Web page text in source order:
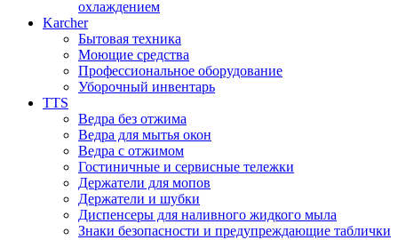
охлаждением
Karcher
Бытовая техника
Моющие средства
Профессиональное оборудование
Уборочный инвентарь
TTS
Ведра без отжима
Ведра для мытья окон
Ведра с отжимом
Гостиничные и сервисные тележки
Держатели для мопов
Держатели и шубки
Диспенсеры для наливного жидкого мыла
Знаки безопасности и предупреждающие таблички